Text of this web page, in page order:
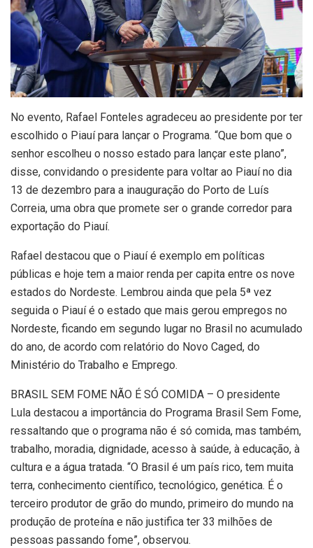
No evento, Rafael Fonteles agradeceu ao presidente por ter
escolhido o Piauí para lançar o Programa. “Que bom que o
senhor escolheu o nosso estado para lançar este plano”,
disse, convidando o presidente para voltar ao Piauí no dia
13 de dezembro para a inauguração do Porto de Luís
Correia, uma obra que promete ser o grande corredor para
exportação do Piauí.
Rafael destacou que o Piauí é exemplo em políticas
públicas e hoje tem a maior renda per capita entre os nove
estados do Nordeste. Lembrou ainda que pela 5ª vez
seguida o Piauí é o estado que mais gerou empregos no
Nordeste, ficando em segundo lugar no Brasil no acumulado
do ano, de acordo com relatório do Novo Caged, do
Ministério do Trabalho e Emprego.
BRASIL SEM FOME NÃO É SÓ COMIDA – O presidente
Lula destacou a importância do Programa Brasil Sem Fome,
ressaltando que o programa não é só comida, mas também,
trabalho, moradia, dignidade, acesso à saúde, à educação, à
cultura e a água tratada. “O Brasil é um país rico, tem muita
terra, conhecimento científico, tecnológico, genética. É o
terceiro produtor de grão do mundo, primeiro do mundo na
produção de proteína e não justifica ter 33 milhões de
pessoas passando fome”, observou.